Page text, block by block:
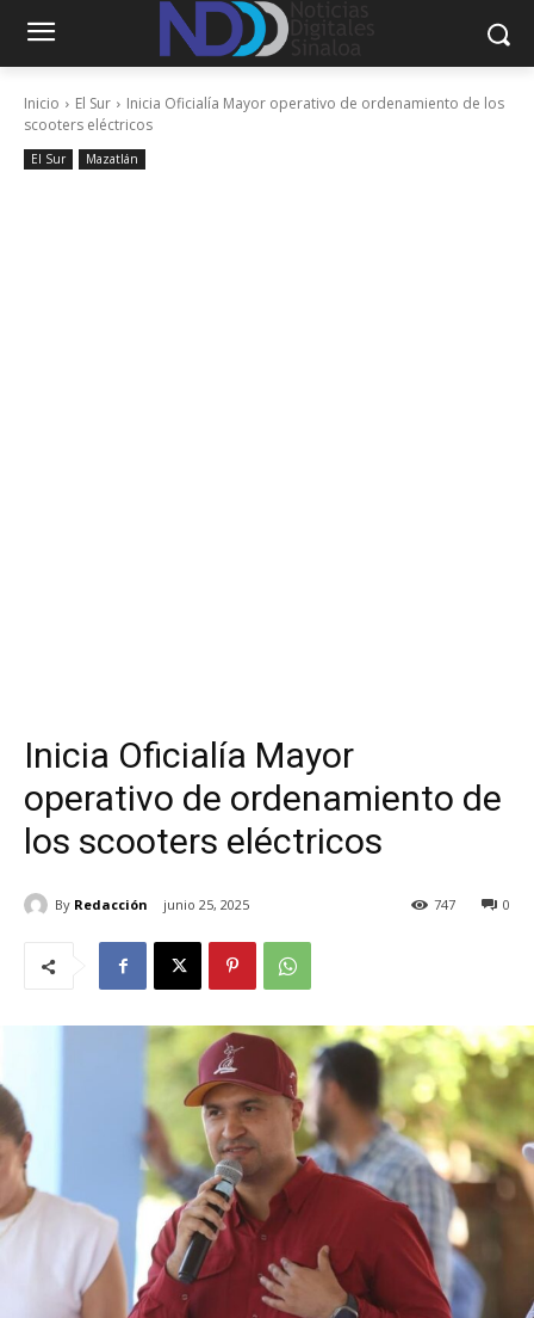
Inicio El Sur
Inicia Oficialía Mayor operativo de ordenamiento de los
scooters eléctricos
El Sur Mazatlán
Inicia Oficialía Mayor
operativo de ordenamiento de
los scooters eléctricos
By Redacción junio 25, 2025 0
747